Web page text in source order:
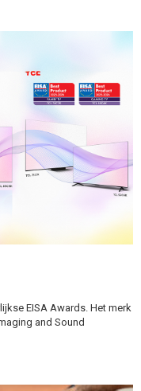
EISA Awards. Het merk
and Sound